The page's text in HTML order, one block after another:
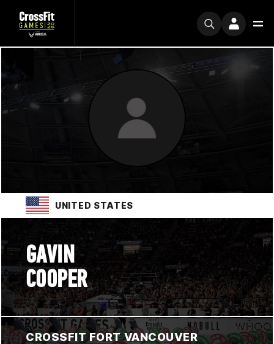
UNITED STATES
GAVIN
COOPER
CROSSFIT FORT VANCOUVER